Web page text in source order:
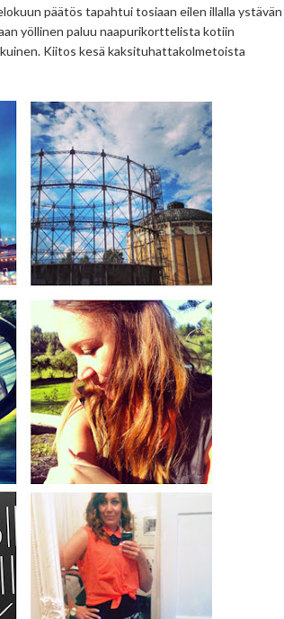
päätös tapahtui tosiaan eilen illalla ystävän
yöllinen paluu naapurikorttelista kotiin
Kiitos kesä kaksituhattakolmetoista